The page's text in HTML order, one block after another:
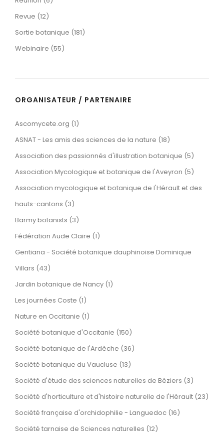
Revue (12)
Sortie botanique (181)
Webinaire (55)
ORGANISATEUR / PARTENAIRE
Ascomycete.org (1)
ASNAT - Les amis des sciences de la nature (18)
Association des passionnés d'illustration botanique (5)
Association Mycologique et botanique de l'Aveyron (5)
Association mycologique et botanique de l'Hérault et des
hauts-cantons (3)
Barmy botanists (3)
Fédération Aude Claire (1)
Gentiana - Société botanique dauphinoise Dominique
Villars (43)
Jardin botanique de Nancy (1)
Les journées Coste (1)
Nature en Occitanie (1)
Société botanique d'Occitanie (150)
Société botanique de l'Ardèche (36)
Société botanique du Vaucluse (13)
Société d'étude des sciences naturelles de Béziers (3)
Société d'horticulture et d'histoire naturelle de l'Hérault (23)
Société française d'orchidophilie - Languedoc (16)
Société tarnaise de Sciences naturelles (12)